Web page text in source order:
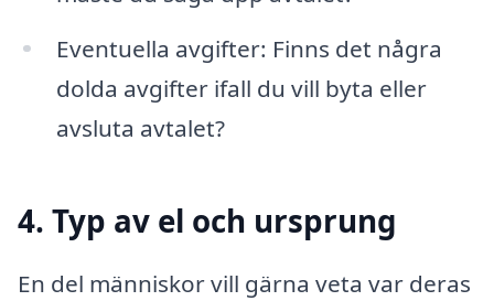
Eventuella avgifter: Finns det några
dolda avgifter ifall du vill byta eller
avsluta avtalet?
4. Typ av el och ursprung
En del människor vill gärna veta var deras